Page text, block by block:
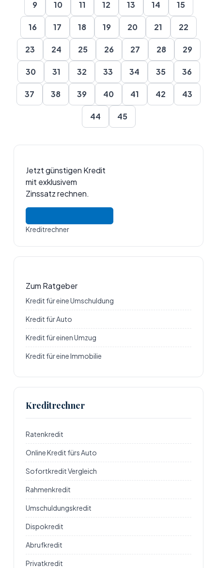
9 10 11 12 13 14 15
16 17 18 19 20 21 22
23 24 25 26 27 28 29
30 31 32 33 34 35 36
37 38 39 40 41 42 43
44 45
Jetzt günstigen Kredit
mit exklusivem
Zinssatz rechnen.
Kreditrechner
Zum Ratgeber
Kredit für eine Umschuldung
Kredit für Auto
Kredit für einen Umzug
Kredit für eine Immobilie
Kreditrechner
Ratenkredit
Online Kredit fürs Auto
Sofortkredit Vergleich
Rahmenkredit
Umschuldungskredit
Dispokredit
Abrufkredit
Privatkredit